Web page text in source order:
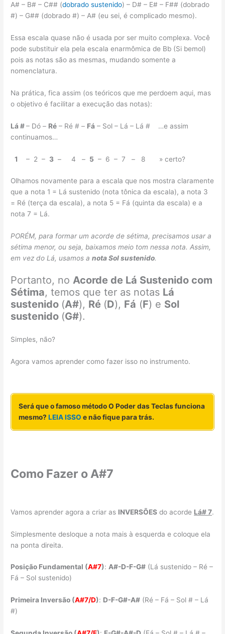
A# – B# – C## (dobrado sustenido) – D# – E# – F## (dobrado
#) – G## (dobrado #) – A# (eu sei, é complicado mesmo).
Essa escala quase não é usada por ser muito complexa. Você
pode substituir ela pela escala enarmômica de Bb (Si bemol)
pois as notas são as mesmas, mudando somente a
nomenclatura.
Na prática, fica assim (os teóricos que me perdoem aqui, mas
o objetivo é facilitar a execução das notas):
Lá #– Dó – Ré – Ré # – Fá – Sol – Lá – Lá # …e assim
continuamos…
1 – 2 – 3 – 4 – 5 – 6 – 7 – 8 » certo?
Olhamos novamente para a escala que nos mostra claramente
que a nota 1 = Lá sustenido (nota tônica da escala), a nota 3
= Ré (terça da escala), a nota 5 = Fá (quinta da escala) e a
nota 7 = Lá.
PORÉM, para formar um acorde de sétima, precisamos usar a
sétima menor, ou seja, baixamos meio tom nessa nota. Assim,
em vez do Lá, usamos anota Sol sustenido.
Portanto, noAcorde de Lá Sustenido com
Sétima, temos que ter as notas Lá
sustenido (A#), Ré (D), Fá (F) e Sol
sustenido (G#).
Simples, não?
Agora vamos aprender como fazer isso no instrumento.
Será que o famoso método O Poder das Teclas funciona
mesmo? LEIA ISSO e não fique para trás.
Como Fazer o A#7
Vamos aprender agora a criar as INVERSÕES do acorde Lá# 7.
Simplesmente desloque a nota mais à esquerda e coloque ela
na ponta direita.
Posição Fundamental (A#7):A#-D-F-G# (Lá sustenido – Ré –
Fá – Sol sustenido)
Primeira Inversão (A#7/D): D-F-G#-A# (Ré – Fá – Sol # – Lá
#)